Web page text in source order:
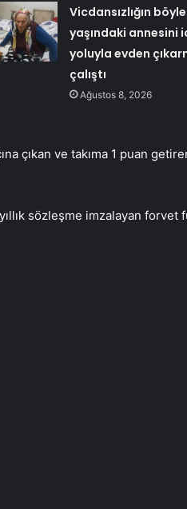
Vicdansızlığın
yaşındaki annesini
yoluyla evden
çalıştı
Ağustos 8, 2026
çıkan ve takıma 1 puan
sözleşme imzalayan forvet